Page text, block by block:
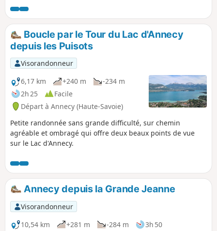
qui aurait été introduite dans la région par des grognards
de Napoléon.
Boucle par le Tour du Lac d'Annecy
depuis les Puisots
Visorandonneur
6,17 km
+240 m
-234 m
2h 25
Facile
Départ à Annecy (Haute-Savoie)
Petite randonnée sans grande difficulté, sur chemin
agréable et ombragé qui offre deux beaux points de vue
sur le Lac d'Annecy.
Annecy depuis la Grande Jeanne
Visorandonneur
10,54 km
+281 m -284 m
3h 50